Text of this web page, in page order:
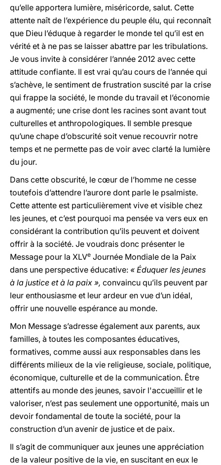
qu’elle apportera lumière, miséricorde, salut. Cette
attente naît de l’expérience du peuple élu, qui reconnaît
que Dieu l’éduque à regarder le monde tel qu’il est en
vérité et à ne pas se laisser abattre par les tribulations.
Je vous invite à considérer l’année 2012 avec cette
attitude confiante. Il est vrai qu’au cours de l’année qui
s’achève, le sentiment de frustration suscité par la crise
qui frappe la société, le monde du travail et l’économie
a augmenté; une crise dont les racines sont avant tout
culturelles et anthropologiques. Il semble presque
qu’une chape d’obscurité soit venue recouvrir notre
temps et ne permette pas de voir avec clarté la lumière
du jour.
Dans cette obscurité, le cœur de l’homme ne cesse
toutefois d’attendre l’aurore dont parle le psalmiste.
Cette attente est particulièrement vive et visible chez
les jeunes, et c’est pourquoi ma pensée va vers eux en
considérant la contribution qu’ils peuvent et doivent
offrir à la société. Je voudrais donc présenter le
Message pour la XLVe Journée Mondiale de la Paix
dans une perspective éducative: « Éduquer les jeunes
à la justice et à la paix », convaincu qu’ils peuvent par
leur enthousiasme et leur ardeur en vue d’un idéal,
offrir une nouvelle espérance au monde.
Mon Message s’adresse également aux parents, aux
familles, à toutes les composantes éducatives,
formatives, comme aussi aux responsables dans les
différents milieux de la vie religieuse, sociale, politique,
économique, culturelle et de la communication. Être
attentifs au monde des jeunes, savoir l'accueillir et le
valoriser, n’est pas seulement une opportunité, mais un
devoir fondamental de toute la société, pour la
construction d’un avenir de justice et de paix.
Il s’agit de communiquer aux jeunes une appréciation
de la valeur positive de la vie, en suscitant en eux le